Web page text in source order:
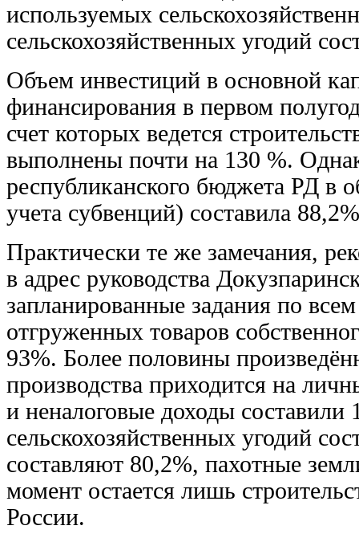
используемых
сельскохозяйственных угодий
Объем инвестиций в основной
финансирования в первом
счет которых ведется
выполнены почти на 130 %.
республиканского бюджета РД в
учета субвенций) составила
Практически те же замечания,
в адрес руководства
запланированные задания по
отгруженных товаров
93%. Более половины
производства приходится на
и неналоговые доходы
сельскохозяйственных угодий
составляют 80,2%, пахотные
момент остается лишь
России.